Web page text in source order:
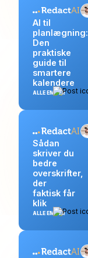
AI til
planlægning:
Den
praktiske
guide til
smartere
kalendere
ALLE EMNER
Sådan
skriver du
bedre
overskrifter,
der
faktisk får
klik
ALLE EMNER